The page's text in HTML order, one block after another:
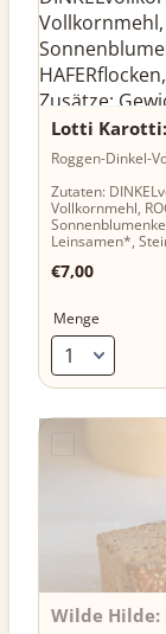
Lotti
Roggen-Dinkel-
Zutaten:
Vollkornmehl,
Leinsamen*,
€7,00
€7,00
Menge
Wilde